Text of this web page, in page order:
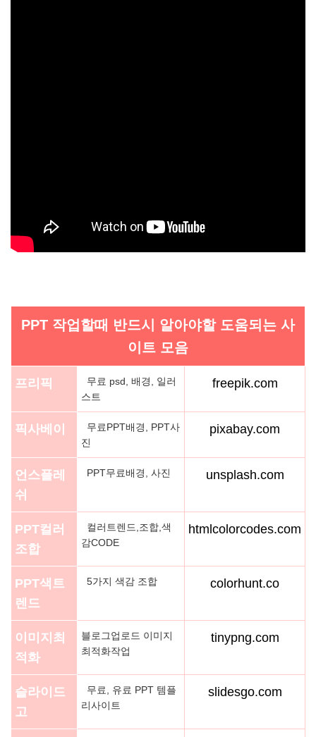
PPT 작업할때 반드시 알아야할 도움되는 사
이트 모음
프리픽
무료 psd, 배경, 일러
스트
freepik.com
픽사베이
무료PPT배경, PPT사
진
pixabay.com
언스플레
쉬
PPT무료배경, 사진 unsplash.com
PPT컬러
조합
컬러트렌드,조합,색
감CODE
htmlcolorcodes.com
PPT색트
렌드
5가지 색감 조합 colorhunt.co
이미지최
적화
블로그업로드 이미지
최적화작업
tinypng.com
슬라이드
고
무료, 유료 PPT 템플
리사이트
slidesgo.com